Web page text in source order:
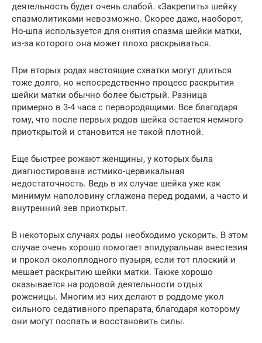
деятельность будет очень слабой. «Закрепить» шейку
спазмолитиками невозможно. Скорее даже, наоборот,
Но-шпа используется для снятия спазма шейки матки,
из-за которого она может плохо раскрываться.
При вторых родах настоящие схватки могут длиться
тоже долго, но непосредственно процесс раскрытия
шейки матки обычно более быстрый. Разница
примерно в 3-4 часа с первородящими. Все благодаря
тому, что после первых родов шейка остается немного
приоткрытой и становится не такой плотной.
Еще быстрее рожают женщины, у которых была
диагностирована истмико-цервикальная
недостаточность. Ведь в их случае шейка уже как
минимум наполовину сглажена перед родами, а часто и
внутренний зев приоткрыт.
В некоторых случаях роды необходимо ускорить. В этом
случае очень хорошо помогает эпидуральная анестезия
и прокол околоплодного пузыря, если тот плоский и
мешает раскрытию шейки матки. Также хорошо
сказывается на родовой деятельности отдых
роженицы. Многим из них делают в роддоме укол
сильного седативного препарата, благодаря которому
они могут поспать и восстановить силы.